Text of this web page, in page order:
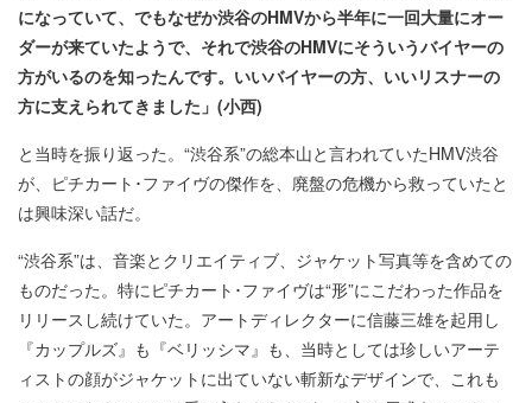
になっていて、でもなぜか渋谷のHMVから半年に一回大量にオー
ダーが来ていたようで、それで渋谷のHMVにそういうバイヤーの
方がいるのを知ったんです。いいバイヤーの方、いいリスナーの
方に支えられてきました」(小西)
と当時を振り返った。“渋谷系”の総本山と言われていたHMV渋谷
が、ピチカート･ファイヴの傑作を、廃盤の危機から救っていたと
は興味深い話だ。
“渋谷系”は、音楽とクリエイティブ、ジャケット写真等を含めての
ものだった。特にピチカート･ファイヴは“形”にこだわった作品を
リリースし続けていた。アートディレクターに信藤三雄を起用し
『カップルズ』も『ベリッシマ』も、当時としては珍しいアーテ
ィストの顔がジャケットに出ていない斬新なデザインで、これも